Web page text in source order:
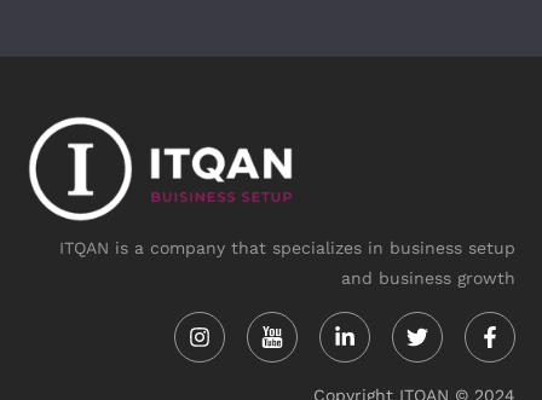
ITQAN is a company that specializes in business setup
and business growth
in f
Copyright ITQAN © 2024